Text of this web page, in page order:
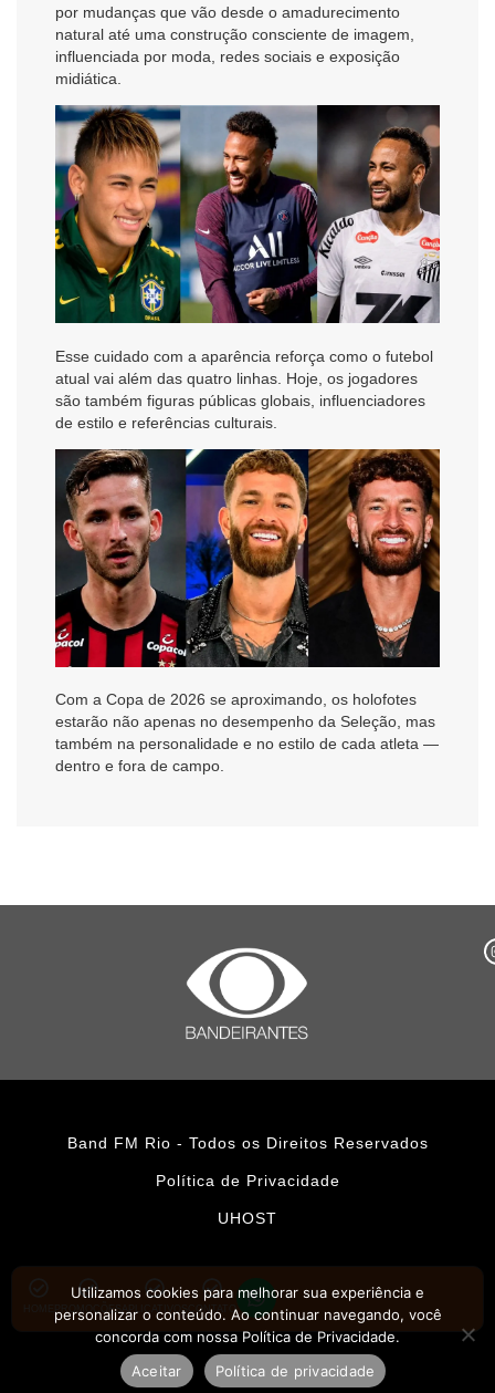
por mudanças que vão desde o amadurecimento
natural até uma construção consciente de imagem,
influenciada por moda, redes sociais e exposição
midiática.
Esse cuidado com a aparência reforça como o futebol
atual vai além das quatro linhas. Hoje, os jogadores
são também figuras públicas globais, influenciadores
de estilo e referências culturais.
Com a Copa de 2026 se aproximando, os holofotes
estarão não apenas no desempenho da Seleção, mas
também na personalidade e no estilo de cada atleta —
dentro e fora de campo.
Band FM Rio - Todos os Direitos Reservados
Política de Privacidade
UHOST
PROMOÇÕESAPLICATIVOS CONTATO
Utilizamos cookies para melhorar sua experiência e
personalizar o conteúdo. Ao continuar navegando, você
concorda com nossa Política de Privacidade.
Aceitar
Política de privacidade